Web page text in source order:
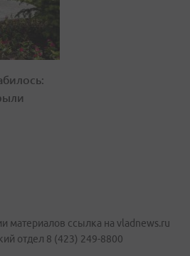
материалов ссылка на vladnews.ru
отдел 8 (423) 249-8800